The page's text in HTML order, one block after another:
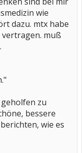
wie
dazu. mtx habe
muß
zu
bessere
wie es